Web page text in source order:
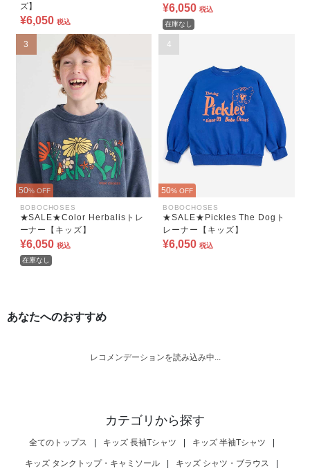
ズ】
¥6,050 税込
¥6,050 税込
在庫なし
3
50% OFF
BOBOCHOSES
★SALE★Color Herbalisトレ
ーナー【キッズ】
¥6,050 税込
在庫なし
4
50% OFF
BOBOCHOSES
★SALE★Pickles The Dogト
レーナー【キッズ】
¥6,050 税込
あなたへのおすすめ
レコメンデーションを読み込み中...
カテゴリから探す
全てのトップス | キッズ 長袖Tシャツ | キッズ 半袖Tシャツ |
キッズ タンクトップ・キャミソール | キッズ シャツ・ブラウス |